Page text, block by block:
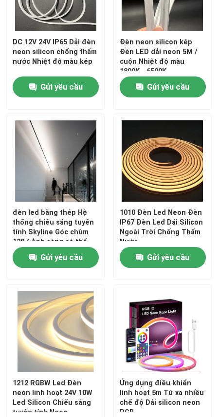
DC 12V 24V IP65 Dải đèn
neon silicon chống thấm
nước Nhiệt độ màu kép
Gửi yêu cầu
Đèn neon silicon kép
Đèn LED dải neon 5M /
cuộn Nhiệt độ màu
1800K - 6500K
Gửi yêu cầu
đèn led bằng thép Hệ
thống chiếu sáng tuyến
tính Skyline Góc chùm
120 ° Ánh sáng có thể
điều chỉnh SMD / COB
Gửi yêu cầu
1010 Đèn Led Neon Đèn
IP67 Đèn Led Dải Silicon
Ngoài Trời Chống Thấm
Nước
Gửi yêu cầu
1212 RGBW Led Đèn
neon linh hoạt 24V 10W
Led Silicon Chiếu sáng
tuyến tính Neon
Ứng dụng điều khiển
linh hoạt 5m Từ xa nhiều
chế độ Dải silicon neon
RGB